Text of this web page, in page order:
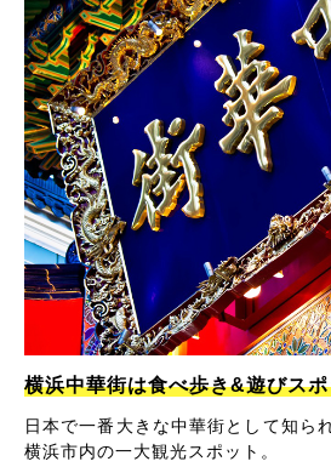
横浜中華街は食べ歩き&遊びス
日本で一番大きな中華街として知ら
横浜市内の一大観光スポット。